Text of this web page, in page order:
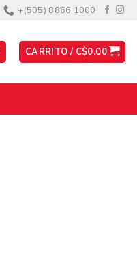
+(505) 8866 1000
CARRITO / C$0.00